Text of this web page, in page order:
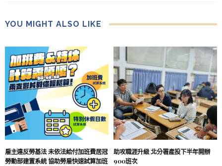
YOU MIGHT ALSO LIKE
雇主違反勞基法 未依法給付加班費居冠
勞動部建置系統 協助勞雇快速試算加班
助攻職涯升級 北分署產投下半年開辦
900班次